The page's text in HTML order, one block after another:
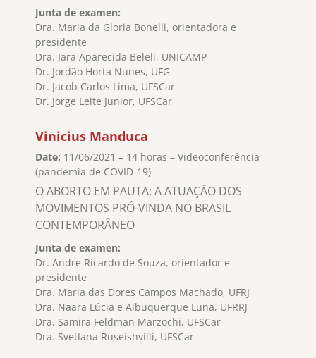
Junta de examen:
Dra. Maria da Gloria Bonelli, orientadora e
presidente
Dra. Iara Aparecida Beleli, UNICAMP
Dr. Jordão Horta Nunes, UFG
Dr. Jacob Carlos Lima, UFSCar
Dr. Jorge Leite Junior, UFSCar
Vinicius Manduca
Date: 11/06/2021 – 14 horas – Videoconferência
(pandemia de COVID-19)
O ABORTO EM PAUTA: A ATUAÇÃO DOS
MOVIMENTOS PRÓ-VINDA NO BRASIL
CONTEMPORÂNEO
Junta de examen:
Dr. Andre Ricardo de Souza, orientador e
presidente
Dra. Maria das Dores Campos Machado, UFRJ
Dra. Naara Lúcia e Albuquerque Luna, UFRRJ
Dra. Samira Feldman Marzochi, UFSCar
Dra. Svetlana Ruseishvilli, UFSCar